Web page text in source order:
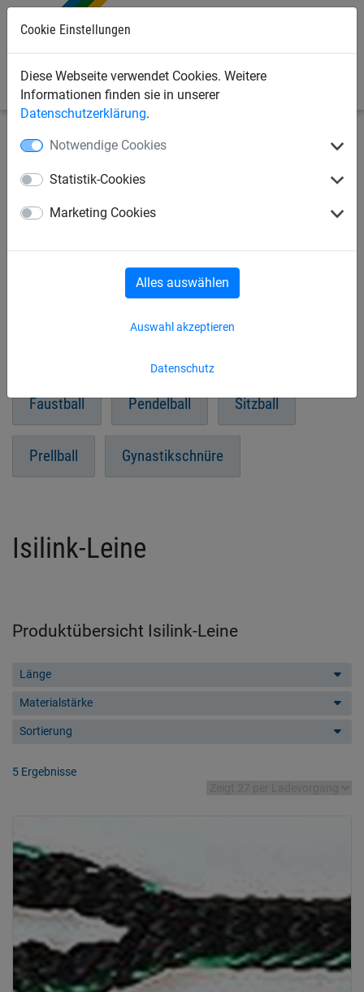
Cookie Einstellungen
Diese Webseite verwendet Cookies. Weitere
Informationen finden sie in unserer
Datenschutzerklärung.
Notwendige Cookies
Statistik-Cookies
Marketing Cookies
Datenschutz
Auswahl akzeptieren
Alles auswählen
Sportnetze Seile/Taue/Leinen
Schwungseile Ziehtaue Balanciertau
Klettertaue
Faustball Pendelball Sitzball
Prellball Gynastikschnüre
Isilink-Leine
Produktübersicht Isilink-Leine
Länge
Materialstärke
Sortierung
5 Ergebnisse